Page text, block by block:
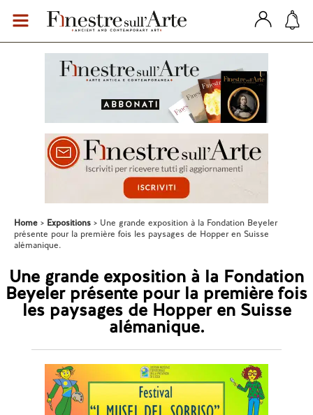
Home Expositions
Une grande exposition à la Fondation Beyeler
présente pour la première fois les paysages de Hopper en Suisse
alémanique.
Une grande exposition à la Fondation
Beyeler présente pour la première fois
les paysages de Hopper en Suisse
alémanique.